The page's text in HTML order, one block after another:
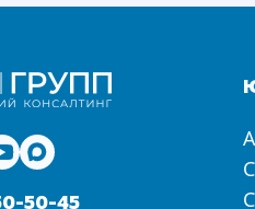
50-45